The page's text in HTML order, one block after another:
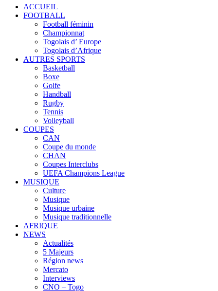
ACCUEIL
FOOTBALL
Football féminin
Championnat
Togolais d’ Europe
Togolais d’Afrique
AUTRES SPORTS
Basketball
Boxe
Golfe
Handball
Rugby
Tennis
Volleyball
COUPES
CAN
Coupe du monde
CHAN
Coupes Interclubs
UEFA Champions League
MUSIQUE
Culture
Musique
Musique urbaine
Musique traditionnelle
AFRIQUE
NEWS
Actualités
5 Majeurs
Région news
Mercato
Interviews
CNO – Togo